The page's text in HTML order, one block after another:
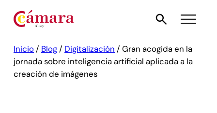
Inicio / Blog / Digitalización / Gran acogida en la
jornada sobre inteligencia artificial aplicada a la
creación de imágenes